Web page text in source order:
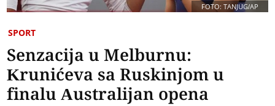
FOTO: TANJUG/AP
SPORT
Senzacija u Melburnu:
Krunićeva sa Ruskinjom u
finalu Australijan opena